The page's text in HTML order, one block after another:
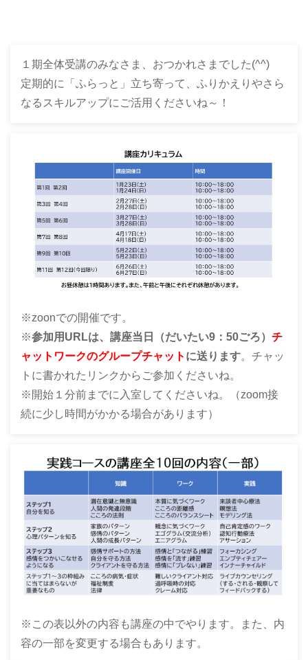
１期全体受講のみなさま、おつかれさまでした(^^)
定期的に「ふらっと」立ち寄って、ふりかえりやさら
なるスキルアップにご活用くださいね～！
※zoonでの開催です。
※参加用URLは、講座当日（だいたい9：50ごろ） チ
ャットワークのグループチャット に送ります。チャッ
トに書かれたリンクから ご参加くださいね。
※開始１分前までに入室してくださいね。（zoom接
続に少し時間がかかる場合があります）
※この表以外の内容も講座の中でやります。また、内
容の一部を変更する場合もあります。